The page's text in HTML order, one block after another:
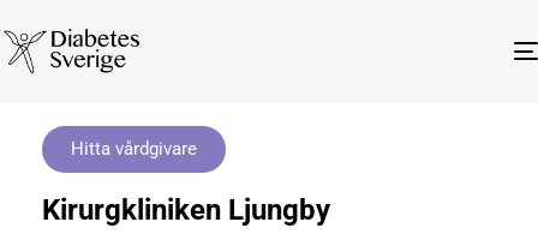
Hitta vårdgivare
Kirurgkliniken Ljungby